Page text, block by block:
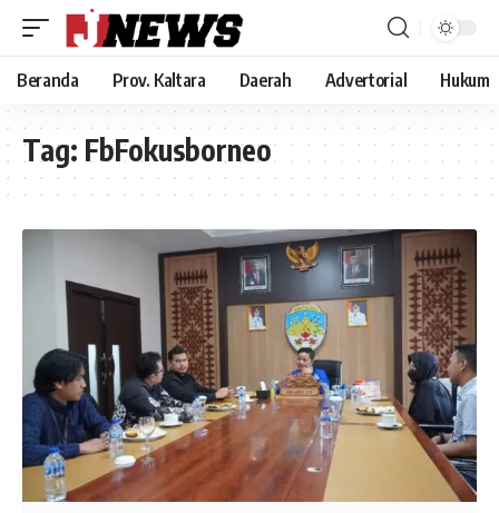
Beranda Prov. Kaltara Daerah Advertorial Hukum
Tag: FbFokusborneo